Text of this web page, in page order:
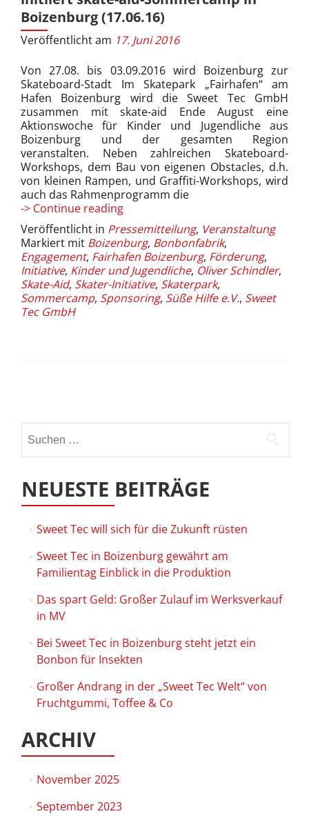
Boizenburg (17.06.16)
Veröffentlicht am 17. Juni 2016
Von 27.08. bis 03.09.2016 wird Boizenburg zur
Skateboard-Stadt Im Skatepark „Fairhafen“ am
Hafen Boizenburg wird die Sweet Tec GmbH
zusammen mit skate-aid Ende August eine
Aktionswoche für Kinder und Jugendliche aus
Boizenburg und der gesamten Region
veranstalten. Neben zahlreichen Skateboard-
Workshops, dem Bau von eigenen Obstacles, d.h.
von kleinen Rampen, und Graffiti-Workshops, wird
auch das Rahmenprogramm die
-> Continue readingPressemitteilung:
Tec
GmbH
initiiert
skate-
aid-
Sommercamp
Veröffentlicht in Pressemitteilung, Veranstaltung
Markiert mit Boizenburg, Bonbonfabrik,
Engagement, Fairhafen Boizenburg, Förderung,
Initiative, Kinder und Jugendliche, Oliver Schindler,
Skate-Aid, Skater-Initiative, Skaterpark,
Sommercamp, Sponsoring, Süße Hilfe e.V., Sweet
Tec GmbH
Navigation
nach:
NEUESTE BEITRÄGE
Sweet Tec will sich für die Zukunft rüsten
Sweet Tec in Boizenburg gewährt am
Familientag Einblick in die Produktion
Das spart Geld: Großer Zulauf im Werksverkauf
in MV
Bei Sweet Tec in Boizenburg steht jetzt ein
Bonbon für Insekten
Großer Andrang in der „Sweet Tec Welt“ von
Fruchtgummi, Toffee & Co
ARCHIV
November 2025
September 2023